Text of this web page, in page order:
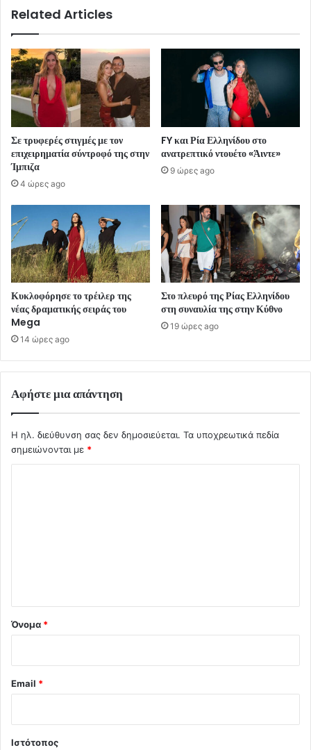
Related Articles
Σε τρυφερές στιγμές με τον
επιχειρηματία σύντροφό της στην
Ίμπιζα
4 ώρες ago
FY και Ρία Ελληνίδου στο
ανατρεπτικό ντουέτο «Άιντε»
9 ώρες ago
Κυκλοφόρησε το τρέιλερ της
νέας δραματικής σειράς του
Mega
14 ώρες ago
Στο πλευρό της Ρίας Ελληνίδου
στη συναυλία της στην Κύθνο
19 ώρες ago
Αφήστε μια απάντηση
Η ηλ. διεύθυνση σας δεν δημοσιεύεται. Τα υποχρεωτικά πεδία
σημειώνονται με *
Όνομα *
Email *
Ιστότοπος